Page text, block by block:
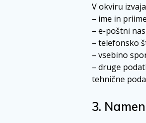
V okviru
– ime in
– e-poštni
– telefonsko
– vsebino
– druge
tehnične
3.